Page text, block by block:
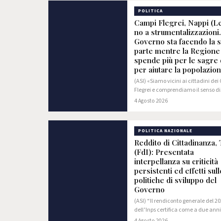
POLITICA
Campi Flegrei, Nappi
no a
Governo sta facendo la
parte mentre la Regione
spende più per le sagre
per aiutare la
(ASI) «Siamo vicini ai cittadini dei
Flegrei e comprendiamo il senso di
smarrimento e di esasperazione
utilizzato…
4 Agosto 2026
POLITICA NAZIONALE
Reddito di Cittadinanza,
(FdI): Presentata
interpellanza su criticità
persistenti ed effetti
politiche di sviluppo del
Governo
(ASI) “Il rendiconto generale del
dell’Inps certifica come a due
cessazione del reddito di